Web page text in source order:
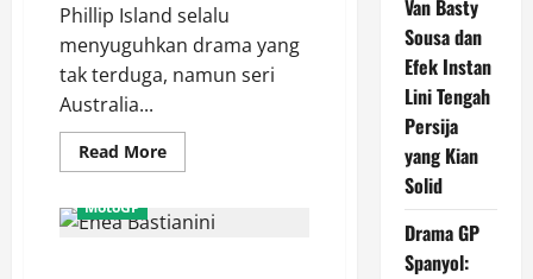
Phillip Island selalu
menyuguhkan drama yang
tak terduga, namun seri
Australia...
Read MoreRead
more
Kemenangan
Raul
MotoGP
Van Basty
Sousa dan
Efek Instan
Lini Tengah
Persija
yang Kian
Solid
Drama GP
Spanyol: